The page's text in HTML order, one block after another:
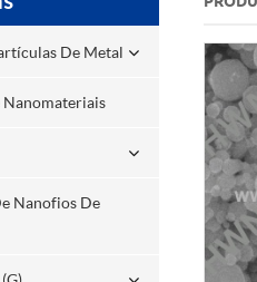
De Metal
Nanomateriais
Nanofios De